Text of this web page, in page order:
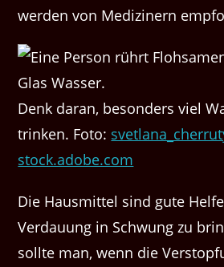
werden von Medizinern
Denk daran, besonders viel
trinken. Foto:
stock.adobe.com
Die Hausmittel sind gute
Verdauung in Schwung zu
sollte man, wenn die